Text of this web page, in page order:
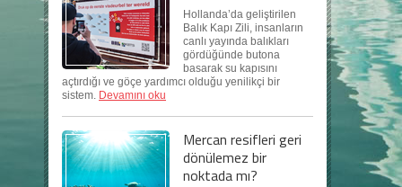
Hollanda’da geliştirilen
Balık Kapı Zili, insanların
canlı yayında balıkları
gördüğünde butona
basarak su kapısını
açtırdığı ve göçe yardımcı olduğu yenilikçi bir
sistem. Devamını oku
Mercan resifleri geri
dönülemez bir
noktada mı?